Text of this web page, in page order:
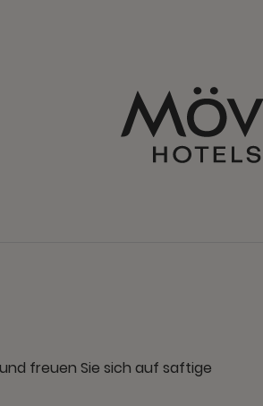
freuen Sie sich auf saftige